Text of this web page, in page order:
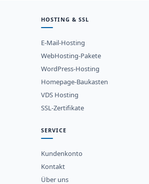
HOSTING & SSL
E-Mail-Hosting
WebHosting-Pakete
WordPress-Hosting
Homepage-Baukasten
VDS Hosting
SSL-Zertifikate
SERVICE
Kundenkonto
Kontakt
Über uns